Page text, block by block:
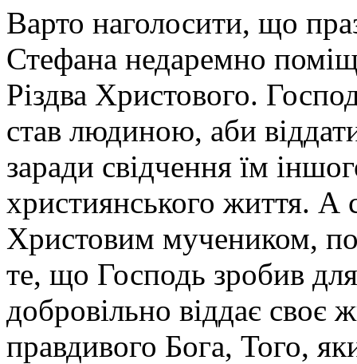
Варто наголосити, що
Стефана недаремно
Різдва Христового.
став людиною, аби
заради свідчення їм
християнського життя.
Христовим мучеником,
те, що Господь зробив
добровільно віддає своє
правдивого Бога, Того,